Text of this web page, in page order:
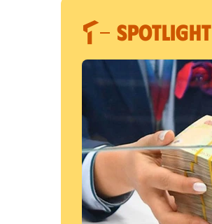
SPOTLIGHT